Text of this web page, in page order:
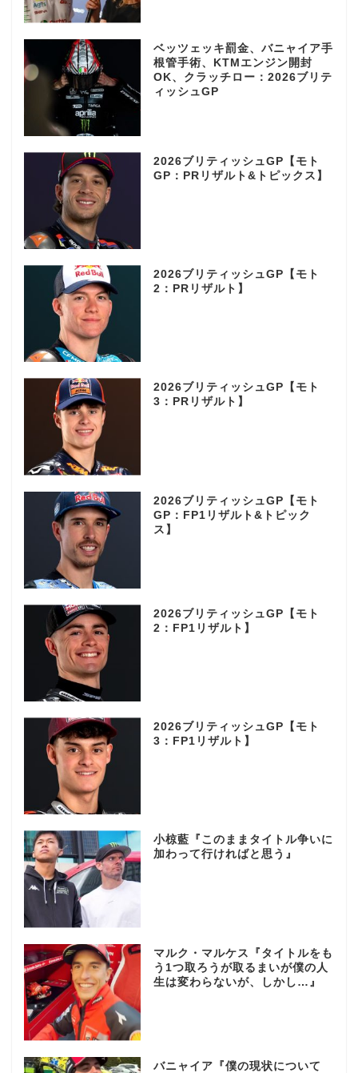
ベッツェッキ罰金、バニャイア手
根管手術、KTMエンジン開封
OK、クラッチロー：2026ブリテ
ィッシュGP
2026ブリティッシュGP【モト
GP：PRリザルト&トピックス】
2026ブリティッシュGP【モト
2：PRリザルト】
2026ブリティッシュGP【モト
3：PRリザルト】
2026ブリティッシュGP【モト
GP：FP1リザルト&トピック
ス】
2026ブリティッシュGP【モト
2：FP1リザルト】
2026ブリティッシュGP【モト
3：FP1リザルト】
小椋藍『このままタイトル争いに
加わって行ければと思う』
マルク・マルケス『タイトルをも
う1つ取ろうが取るまいが僕の人
生は変わらないが、しかし…』
バニャイア『僕の現状について